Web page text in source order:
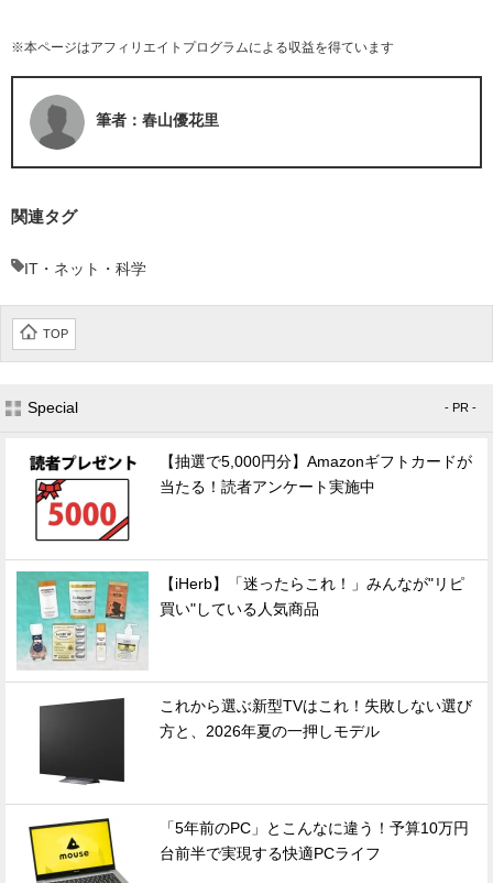
※本ページはアフィリエイトプログラムによる収益を得ています
筆者：春山優花里
関連タグ
IT・ネット・科学
TOP
Special - PR -
【抽選で5,000円分】Amazonギフトカードが
当たる！読者アンケート実施中
【iHerb】「迷ったらこれ！」みんなが"リピ
買い"している人気商品
これから選ぶ新型TVはこれ！失敗しない選び
方と、2026年夏の一押しモデル
「5年前のPC」とこんなに違う！予算10万円
台前半で実現する快適PCライフ